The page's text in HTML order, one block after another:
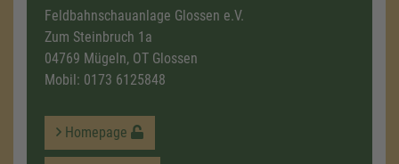
Feldbahnschauanlage Glossen e.V.
Zum Steinbruch 1a
04769 Mügeln, OT Glossen
Mobil: 0173 6125848
Homepage